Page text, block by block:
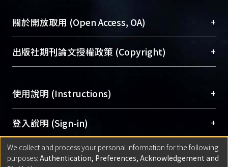
成果。
To permanently archive and promote researcher
profiles and scholarly works, Library integrates the
services of “NTU Repository” with “Academic
Sciences Library)
關於開放取用 (Open Access, OA) +
開放取用是從使用者角度提升資訊取用性的社會運
動，應用在學術研究上是透過將研究著作公開供使
用逐年攀升。同時可加速研究發展、提升研究影響
Archive）平台。 （點選深入了解OA）
出版社期刊論文授權政策 (Copyright) +
含部分內容的版權非匯入者所有，或由第三方贊
助與合作完成，請確認該版權所有者及第三方同
意提供此授權。
Please represent that the submission is your
original work, and that you have the right to
grant the rights to upload.
使用說明 (Instructions) +
網站簡介(Quickstart Guide)
使用手冊(Instruction Manual)
線上預約服務(Booking Service)
登入說明 (Sign-in) +
方案一：臺灣大學計算機中心帳號登入
匯入著作 (Submission) +
We collect and process your personal information for the following
purposes: Authentication, Preferences, Acknowledgement and